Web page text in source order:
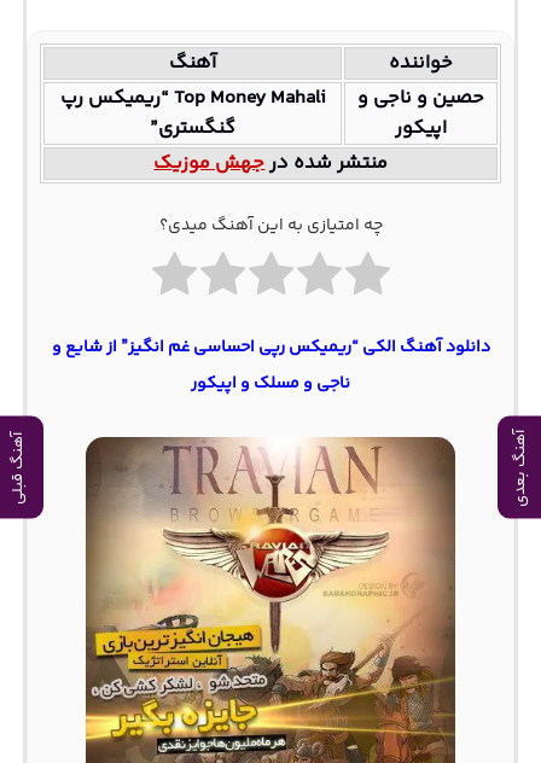
آهنگ بعدی آهنگ قبلی
خواننده
آهنگ
حصین و ناجی و
اپیکور
Top Money Mahali “ریمیکس رپ
گنگستری”
منتشر شده درجهش موزیک
چه امتیازی به این آهنگ میدی؟
دانلود آهنگ الکی “ریمیکس رپی احساسی غم انگیز” از شایع و
ناجی و مسلک و اپیکور